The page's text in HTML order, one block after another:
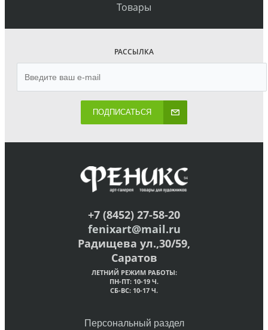
Товары
РАССЫЛКА
ПОДПИСАТЬСЯ
+7 (8452) 27-58-20
fenixart@mail.ru
Радищева ул.,30/59,
Саратов
ЛЕТНИЙ РЕЖИМ РАБОТЫ:
ПН-ПТ: 10-19 Ч.
СБ-ВС: 10-17 Ч.
Персональный раздел